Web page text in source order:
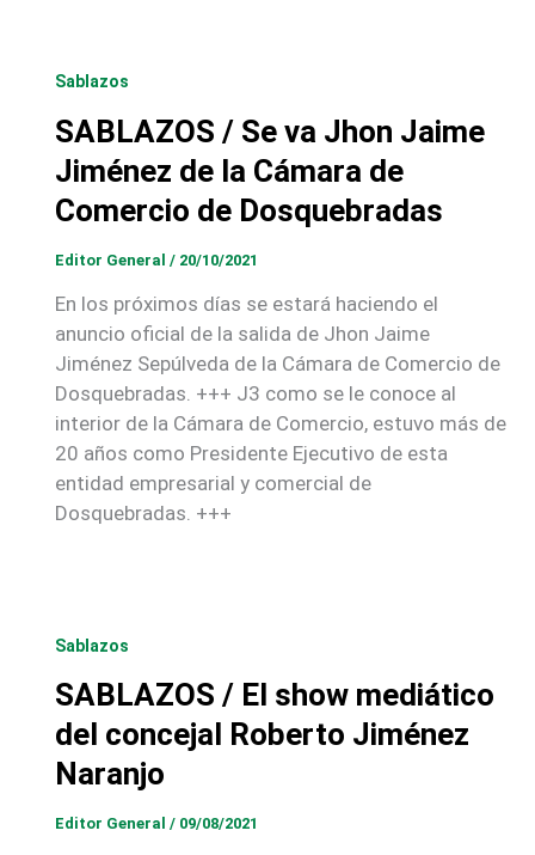
Sablazos
SABLAZOS / Se va Jhon Jaime
Jiménez de la Cámara de
Comercio de Dosquebradas
Editor General / 20/10/2021
En los próximos días se estará haciendo el
anuncio oficial de la salida de Jhon Jaime
Jiménez Sepúlveda de la Cámara de Comercio de
Dosquebradas. +++ J3 como se le conoce al
interior de la Cámara de Comercio, estuvo más de
20 años como Presidente Ejecutivo de esta
entidad empresarial y comercial de
Dosquebradas. +++
Sablazos
SABLAZOS / El show mediático
del concejal Roberto Jiménez
Naranjo
Editor General / 09/08/2021